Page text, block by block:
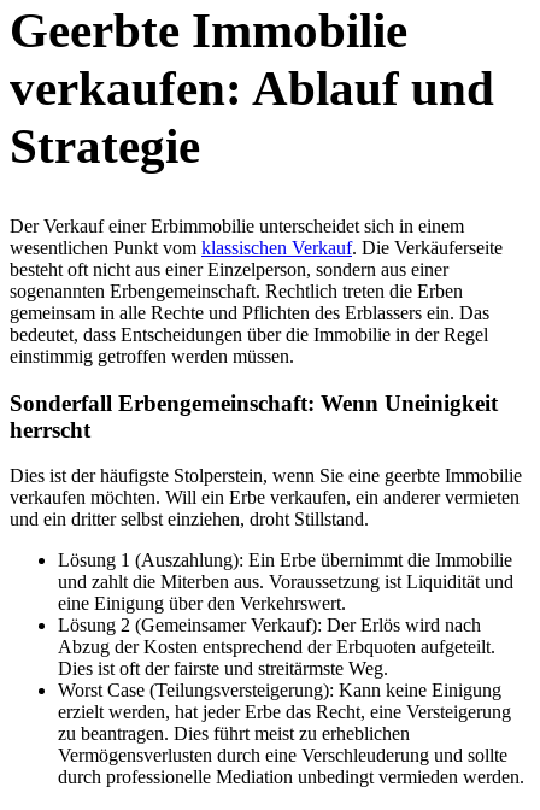
Geerbte Immobilie
verkaufen: Ablauf und
Strategie
Der Verkauf einer Erbimmobilie unterscheidet sich in einem
wesentlichen Punkt vom klassischen Verkauf. Die Verkäuferseite
besteht oft nicht aus einer Einzelperson, sondern aus einer
sogenannten Erbengemeinschaft. Rechtlich treten die Erben
gemeinsam in alle Rechte und Pflichten des Erblassers ein. Das
bedeutet, dass Entscheidungen über die Immobilie in der Regel
einstimmig getroffen werden müssen.
Sonderfall Erbengemeinschaft: Wenn Uneinigkeit
herrscht
Dies ist der häufigste Stolperstein, wenn Sie eine geerbte Immobilie
verkaufen möchten. Will ein Erbe verkaufen, ein anderer vermieten
und ein dritter selbst einziehen, droht Stillstand.
Lösung 1 (Auszahlung): Ein Erbe übernimmt die Immobilie
und zahlt die Miterben aus. Voraussetzung ist Liquidität und
eine Einigung über den Verkehrswert.
Lösung 2 (Gemeinsamer Verkauf): Der Erlös wird nach
Abzug der Kosten entsprechend der Erbquoten aufgeteilt.
Dies ist oft der fairste und streitärmste Weg.
Worst Case (Teilungsversteigerung): Kann keine Einigung
erzielt werden, hat jeder Erbe das Recht, eine Versteigerung
zu beantragen. Dies führt meist zu erheblichen
Vermögensverlusten durch eine Verschleuderung und sollte
durch professionelle Mediation unbedingt vermieden werden.